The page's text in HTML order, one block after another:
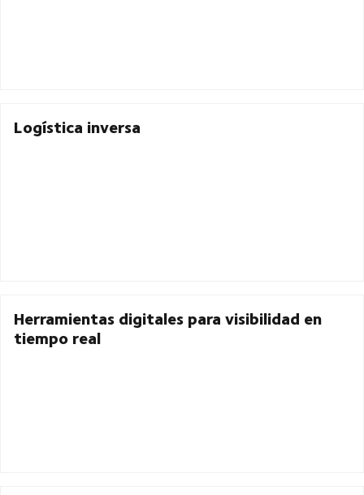
Logística inversa
Herramientas digitales para visibilidad en
tiempo real